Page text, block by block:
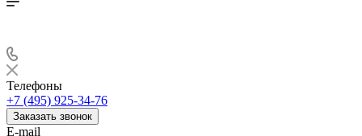
Телефоны
+7 (495) 925-34-76
Заказать звонок
E-mail